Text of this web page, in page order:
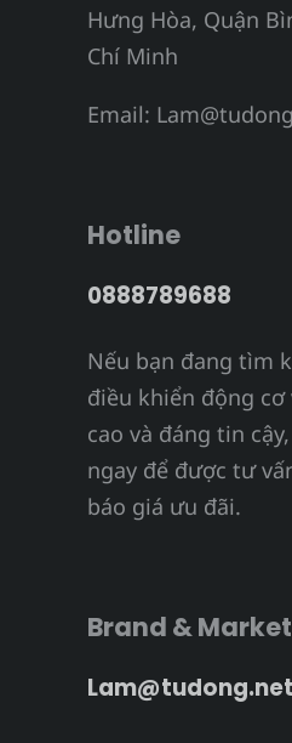
Hưng Hòa, Quận
Chí Minh
Email:
Hotline
0888789688
Nếu bạn đang tìm
điều khiển động
cao và đáng tin
ngay để được tư
báo giá ưu đãi.
Brand &
Lam@tudong.net